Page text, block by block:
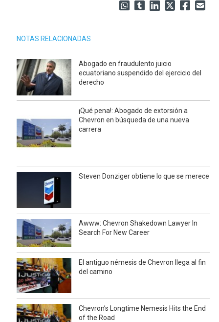
NOTAS RELACIONADAS
Abogado en fraudulento juicio
ecuatoriano suspendido del ejercicio del
derecho
¡Qué pena!: Abogado de extorsión a
Chevron en búsqueda de una nueva
carrera
Steven Donziger obtiene lo que se merece
Awww: Chevron Shakedown Lawyer In
Search For New Career
El antiguo némesis de Chevron llega al fin
del camino
Chevron’s Longtime Nemesis Hits the End
of the Road